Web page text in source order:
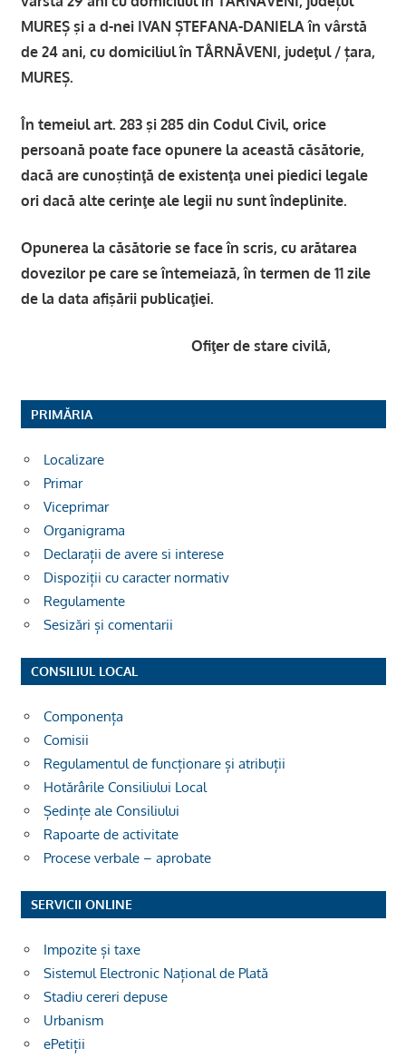
MUREȘ şi a d-nei IVAN ȘTEFANA-DANIELA în vârstă
de 24 ani, cu domiciliul în TÂRNĂVENI, judeţul / țara,
MUREȘ.
În temeiul art. 283 şi 285 din Codul Civil, orice
persoană poate face opunere la această căsătorie,
dacă are cunoştinţă de existenţa unei piedici legale
ori dacă alte cerinţe ale legii nu sunt îndeplinite.
Opunerea la căsătorie se face în scris, cu arătarea
dovezilor pe care se întemeiază, în termen de 11 zile
de la data afişării publicaţiei.
Ofiţer de stare civilă,
PRIMĂRIA
Localizare
Primar
Viceprimar
Organigrama
Declarații de avere si interese
Dispoziții cu caracter normativ
Regulamente
Sesizări și comentarii
CONSILIUL LOCAL
Componența
Comisii
Regulamentul de funcționare și atribuții
Hotărârile Consiliului Local
Ședințe ale Consiliului
Rapoarte de activitate
Procese verbale – aprobate
SERVICII ONLINE
Impozite și taxe
Sistemul Electronic Național de Plată
Stadiu cereri depuse
Urbanism
ePetiții